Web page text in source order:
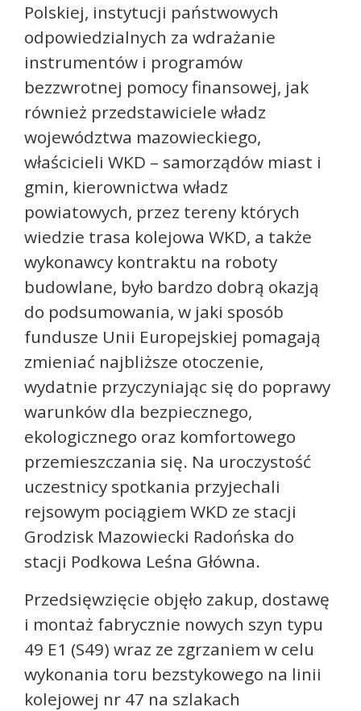
Polskiej, instytucji państwowych
odpowiedzialnych za wdrażanie
instrumentów i programów
bezzwrotnej pomocy finansowej, jak
również przedstawiciele władz
województwa mazowieckiego,
właścicieli WKD – samorządów miast i
gmin, kierownictwa władz
powiatowych, przez tereny których
wiedzie trasa kolejowa WKD, a także
wykonawcy kontraktu na roboty
budowlane, było bardzo dobrą okazją
do podsumowania, w jaki sposób
fundusze Unii Europejskiej pomagają
zmieniać najbliższe otoczenie,
wydatnie przyczyniając się do poprawy
warunków dla bezpiecznego,
ekologicznego oraz komfortowego
przemieszczania się. Na uroczystość
uczestnicy spotkania przyjechali
rejsowym pociągiem WKD ze stacji
Grodzisk Mazowiecki Radońska do
stacji Podkowa Leśna Główna.
Przedsięwzięcie objęło zakup, dostawę
i montaż fabrycznie nowych szyn typu
49 E1 (S49) wraz ze zgrzaniem w celu
wykonania toru bezstykowego na linii
kolejowej nr 47 na szlakach